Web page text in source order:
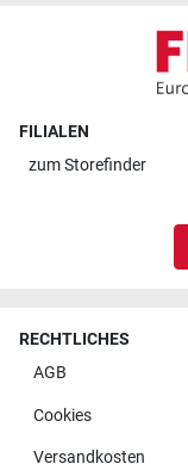
FILIALEN
zumStorefinder
RECHTLICHES
AGB
Cookies
Versandkosten